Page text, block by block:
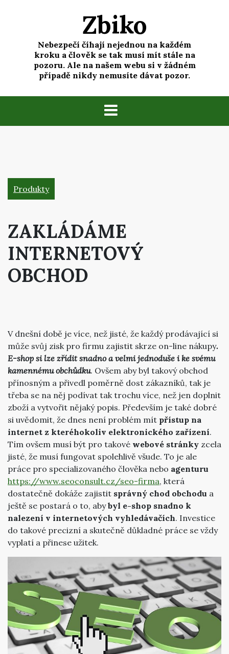
Zbiko
Nebezpečí číhají nejednou na každém
kroku a člověk se tak musí mít stále na
pozoru. Ale na našem webu si v žádném
případě nikdy nemusíte dávat pozor.
Produkty
ZAKLÁDÁME
INTERNETOVÝ
OBCHOD
V dnešní době je více, než jisté, že každý prodávající si
může svůj zisk pro firmu zajistit skrze on-line nákupy.
E-shop si lze zřídit snadno a velmi jednoduše i ke svému
kamennému obchůdku. Ovšem aby byl takový obchod
přínosným a přivedl poměrně dost zákazníků, tak je
třeba se na něj podívat tak trochu více, než jen doplnit
zboží a vytvořit nějaký popis. Především je také dobré
si uvědomit, že dnes není problém mít přístup na
internet z kteréhokoliv elektronického zařízení.
Tím ovšem musí být pro takové webové stránky zcela
jisté, že musí fungovat spolehlivě všude. To je ale
práce pro specializovaného člověka nebo agenturu
https://www.seoconsult.cz/seo-firma, která
dostatečně dokáže zajistit správný chod obchodu a
ještě se postará o to, abybyl e-shop snadno k
nalezení v internetových vyhledávačích. Investice
do takové precizní a skutečně důkladné práce se vždy
vyplatí a přinese užitek.